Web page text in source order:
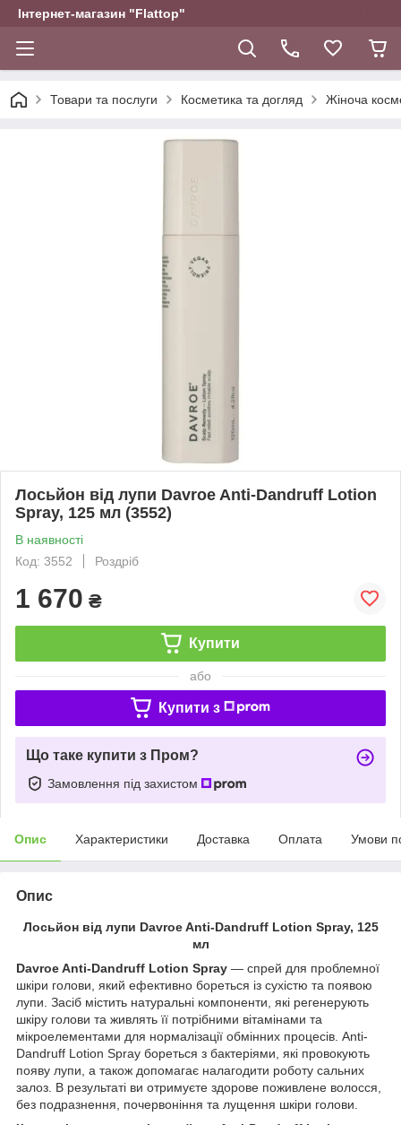
Інтернет-магазин "Flattop"
Товари та послуги Косметика та догляд Жіноча
Лосьйон від лупи Davroe Anti-Dandruff Lotion
Spray, 125 мл (3552)
В наявності
Код: 3552
Роздріб
1 670 ₴
Купити
або
Купити з
Що таке купити з Пром?
Замовлення під захистом
Опис Характеристики Доставка Оплата Умови
Опис
Лосьйон від лупи Davroe Anti-Dandruff Lotion Spray, 125
мл
Davroe Anti-Dandruff Lotion Spray — спрей для проблемної
шкіри голови, який ефективно бореться із сухістю та появою
лупи. Засіб містить натуральні компоненти, які регенерують
шкіру голови та живлять її потрібними вітамінами та
мікроелементами для нормалізації обмінних процесів. Anti-
Dandruff Lotion Spray бореться з бактеріями, які провокують
появу лупи, а також допомагає налагодити роботу сальних
залоз. В результаті ви отримуєте здорове поживлене волосся,
без подразнення, почервоніння та лущення шкіри голови.